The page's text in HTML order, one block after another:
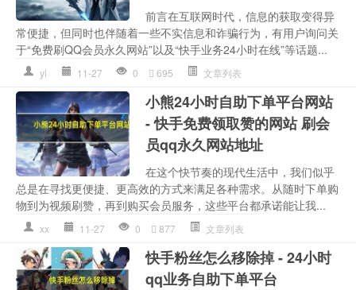
前言在互联网时代，信息的获取变得异
常便捷，但同时也伴随着一些不实信息和诈骗行为，有用户询问关
于“免费刷QQ会员永久网站”以及“快手业务24小时在线”等话题...
yl 11-27 0 695 文章列表
小熊24小时自助下单平台网站
- 快手免费领取赞的网站 刷会
员qq永久网站地址
在这个快节奏的现代生活中，我们似乎
总是在寻找更便捷、更高效的方式来满足各种需求。从随时下单购
物到为视频刷赞，再到购买会员服务，这些平台都承诺能让我...
xx 11-27 0 877 文章列表
快手粉丝怎么移除掉 - 24小时
qq业务自助下单平台